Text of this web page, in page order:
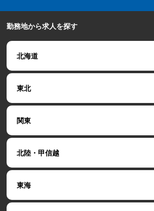
勤務地から求人を探す
北海道
東北
関東
北陸・甲信越
東海